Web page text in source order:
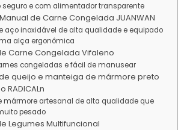
seguro e com alimentador transparente
de Carne Congelada JUANWAN
aço inoxidável de alta qualidade e equipado
alça ergonômica
Carne Congelada Vifaleno
congeladas e fácil de manusear
queijo e manteiga de mármore preto
RADICALn
mármore artesanal de alta qualidade que
pesado
Legumes Multifuncional